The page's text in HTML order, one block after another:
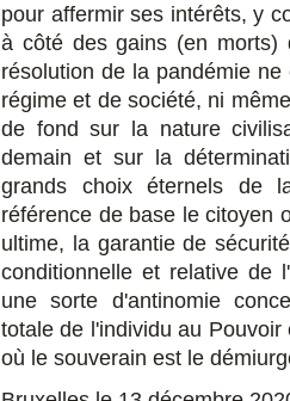
pour affermir ses intérêts, y
à côté des gains (en morts)
résolution de la pandémie
régime et de société, ni
de fond sur la nature
demain et sur la
grands choix éternels de
référence de base le citoyen
ultime, la garantie de
conditionnelle et relative de
une sorte d'antinomie
totale de l'individu au
où le souverain est le